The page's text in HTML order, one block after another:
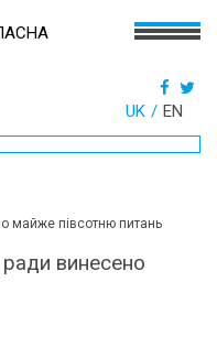
UK EN
майже півсотню питань
винесено